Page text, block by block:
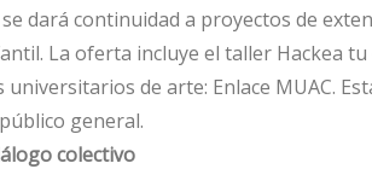
dará continuidad a proyectos de
La oferta incluye el taller Hackea
de arte: Enlace MUAC.
general.
colectivo